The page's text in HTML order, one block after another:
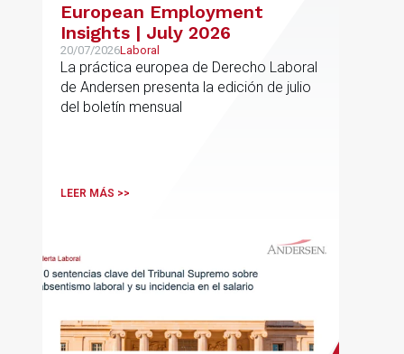
European Employment
Insights | July 2026
20/07/2026Laboral
La práctica europea de Derecho Laboral
de Andersen presenta la edición de julio
del boletín mensual
LEER MÁS >>